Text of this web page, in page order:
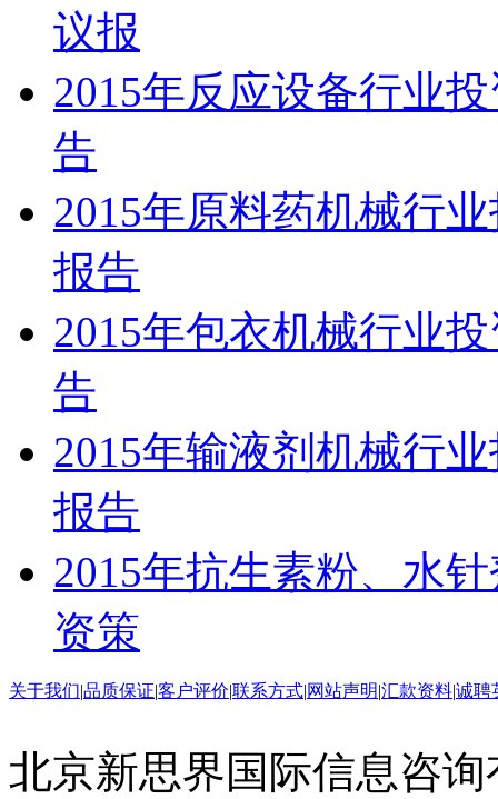
议报
2015年反应设备行业
告
2015年原料药机械行
报告
2015年包衣机械行业
告
2015年输液剂机械行
报告
2015年抗生素粉、水
资策
关于我们|品质保证|客户评价|联系方式|网站声明|汇款资料|诚聘
北京新思界国际信息咨